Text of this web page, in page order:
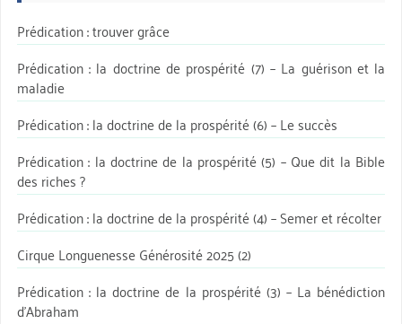
Prédication : trouver grâce
Prédication : la doctrine de prospérité (7) – La guérison et la
maladie
Prédication : la doctrine de la prospérité (6) – Le succès
Prédication : la doctrine de la prospérité (5) – Que dit la Bible
des riches ?
Prédication : la doctrine de la prospérité (4) – Semer et récolter
Cirque Longuenesse Générosité 2025 (2)
Prédication : la doctrine de la prospérité (3) – La bénédiction
d’Abraham